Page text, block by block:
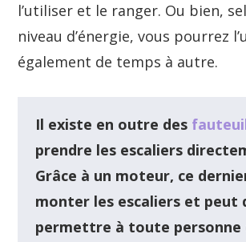
l’utiliser et le ranger. Ou bien,
niveau d’énergie, vous pourrez
également de temps à autre.
Il existe en outre des
prendre les escaliers
Grâce à un moteur, ce
monter les escaliers et peut
permettre à toute personne